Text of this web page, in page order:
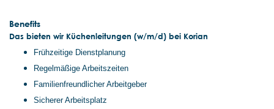
Benefits
Das bieten wir Küchenleitungen (w/m/d) bei Korian
Frühzeitige Dienstplanung
Regelmäßige Arbeitszeiten
Familienfreundlicher Arbeitgeber
Sicherer Arbeitsplatz